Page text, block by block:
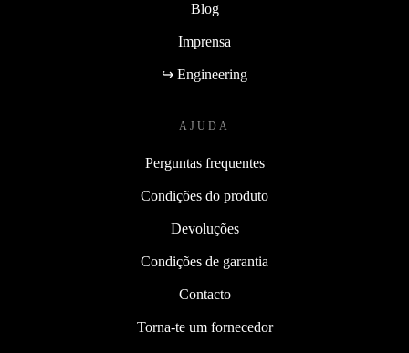
Blog
Imprensa
↪ Engineering
AJUDA
Perguntas frequentes
Condições do produto
Devoluções
Condições de garantia
Contacto
Torna-te um fornecedor